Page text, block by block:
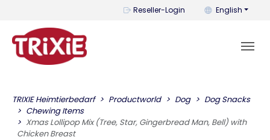
Reseller-Login You can
English
TRIXIE Heimtierbedarf Productworld Dog
Dog Snacks
Chewing Items
Xmas Lollipop Mix (Tree, Star, Gingerbread Man, Bell) with
Chicken Breast